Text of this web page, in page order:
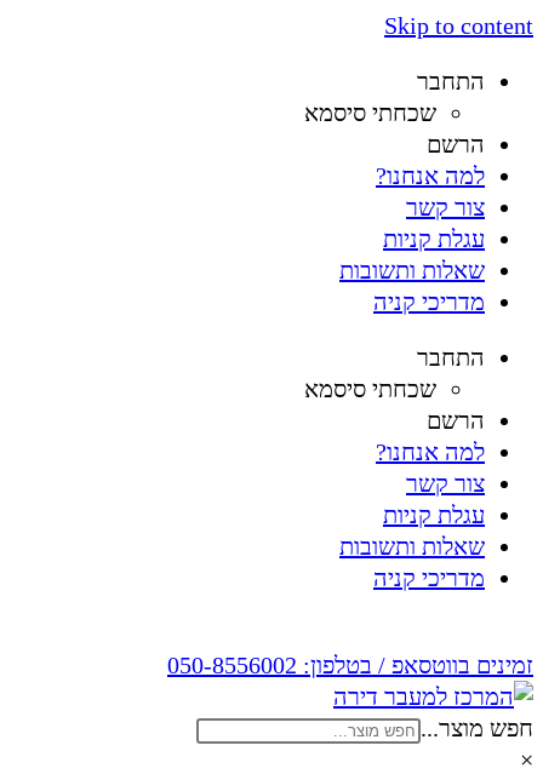
Skip to content
התחבר
שכחתי סיסמא
הרשם
למה אנחנו?
צור קשר
עגלת קניות
שאלות ותשובות
מדריכי קניה
התחבר
שכחתי סיסמא
הרשם
למה אנחנו?
צור קשר
עגלת קניות
שאלות ותשובות
מדריכי קניה
זמינים בווטסאפ / בטלפון: 050-8556002
חפש מוצר...
×